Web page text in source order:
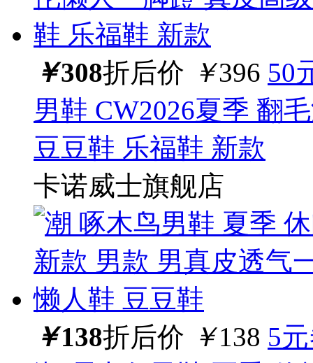
￥308折后价 ￥396 50
男鞋 CW2026夏季 翻
豆豆鞋 乐福鞋 新款
卡诺威士旗舰店
￥138折后价 ￥138 5